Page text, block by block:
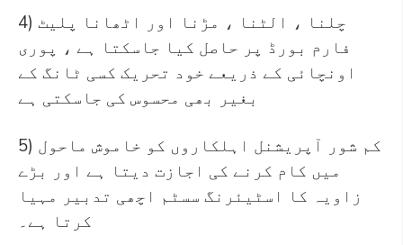
4) چلنا ، الٹنا ، مڑنا اور اٹھانا پلیٹ
فارم بورڈ پر حاصل کیا جاسکتا ہے ، پوری
اونچائی کے ذریعے خود تحریک کسی ٹانگ کے
بغیر بھی محسوس کی جاسکتی ہے
5) کم شور آپریشنل اہلکاروں کو خاموش ماحول
میں کام کرنے کی اجازت دیتا ہے اور بڑے
زاویہ کا اسٹیئرنگ سسٹم اچھی تدبیر مہیا
کرتا ہے۔